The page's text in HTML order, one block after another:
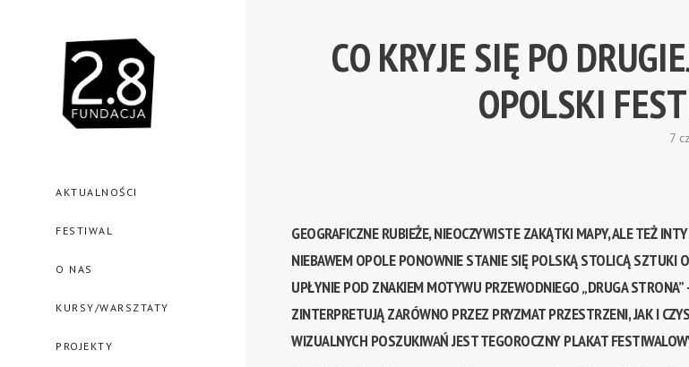
AKTUALNOŚCI
FESTIWAL
O NAS
KURSY/WARSZTATY
PROJEKTY
CO KRYJE SIĘ PO
OPOLSKI
7
GEOGRAFICZNE RUBIEŻE, NIEOCZYWISTE ZAKĄTKI MAPY, ALE TEŻ
NIEBAWEM OPOLE PONOWNIE STANIE SIĘ POLSKĄ STOLICĄ SZTUKI
UPŁYNIE POD ZNAKIEM MOTYWU PRZEWODNIEGO „DRUGA
ZINTERPRETUJĄ ZARÓWNO PRZEZ PRYZMAT PRZESTRZENI, JAK I
WIZUALNYCH POSZUKIWAŃ JEST TEGOROCZNY PLAKAT